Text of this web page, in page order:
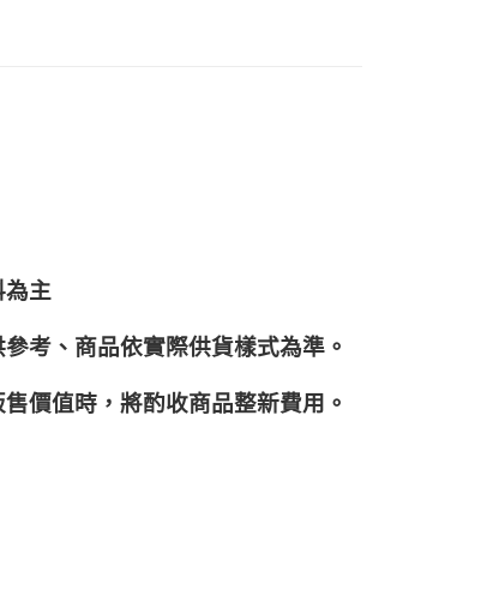
為主
考、商品依實際供貨樣式為準。
價值時，將酌收商品整﻿新費用。